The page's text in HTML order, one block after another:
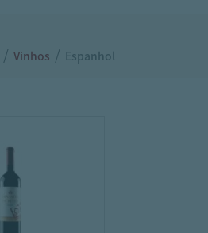
/ Vinhos / Espanhol